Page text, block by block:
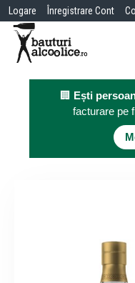
Logare Înregistrare Cont
🏢 Ești
facturare pe